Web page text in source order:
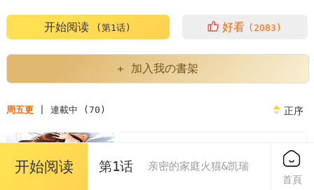
亲密的家庭漫画为什么不更新了 亲密的家庭繁体
亲密的家庭又叫什么
亲密的家庭泰民
亲密的家庭或者朋友中的评价表现了
开始阅读 (第1话) 好看 (2083)
+ 加入我の書架
周五更| 連載中 (70) 正序
2023/04/07
免费
开始阅读 第1话 亲密的家庭火猫&凯瑞
首頁